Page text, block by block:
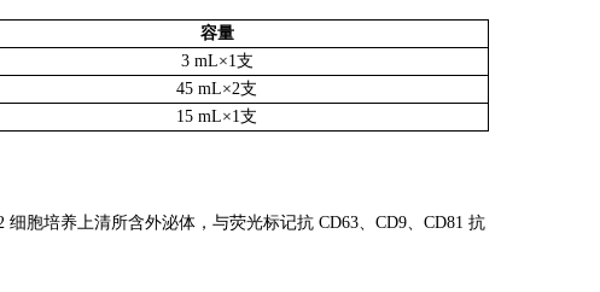
容量
3 mL×1支
45 mL×2支
15 mL×1支
胞培养上清所含外泌体，与荧光标记抗 CD63、CD9、CD81 抗